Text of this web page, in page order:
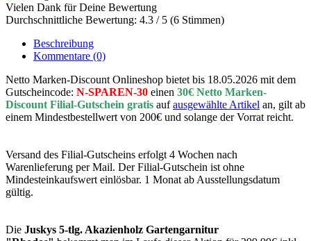
Vielen Dank für Deine Bewertung
Durchschnittliche Bewertung: 4.3 / 5 (6 Stimmen)
Beschreibung
Kommentare (0)
Netto Marken-Discount Onlineshop bietet bis 18.05.2026 mit dem
Gutscheincode: N-SPAREN-30 einen 30€ Netto Marken-
Discount Filial-Gutschein gratis aufausgewählte Artikel an, gilt ab
einem Mindestbestellwert von 200€ und solange der Vorrat reicht.
Versand des Filial-Gutscheins erfolgt 4 Wochen nach
Warenlieferung per Mail. Der Filial-Gutschein ist ohne
Mindesteinkaufswert einlösbar. 1 Monat ab Ausstellungsdatum
gültig.
Die Juskys 5-tlg. Akazienholz Gartengarnitur